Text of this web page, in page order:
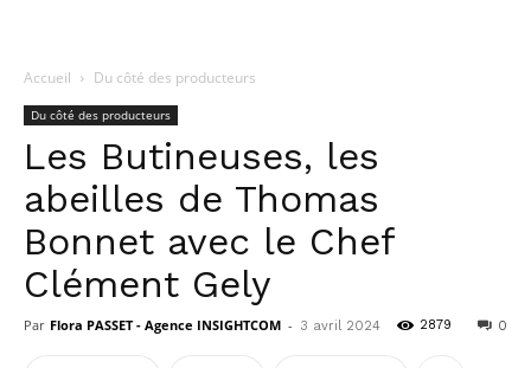
Accueil Du côté des producteurs
Du côté des producteurs
Les Butineuses, les
abeilles de Thomas
Bonnet avec le Chef
Clément Gely
Par Flora PASSET - Agence INSIGHTCOM - 3 avril 2024 0
2879